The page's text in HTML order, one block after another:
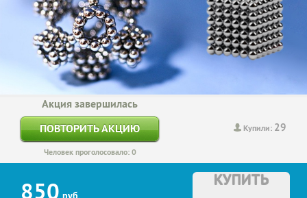
Купили: 29
Акция завершилась
ПОВТОРИТЬ АКЦИЮ
Человек проголосовало: 0
850 КУПИТЬ